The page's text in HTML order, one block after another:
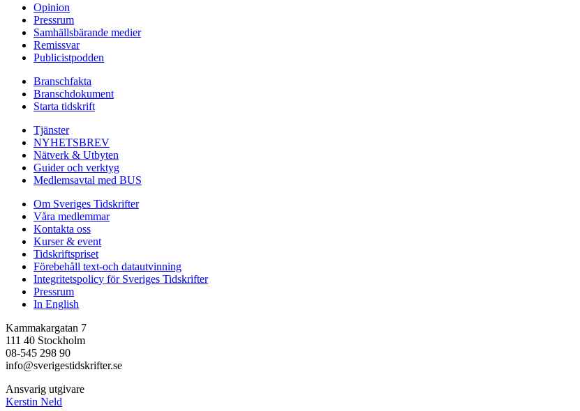
Opinion
Pressrum
Samhällsbärande medier
Remissvar
Publicistpodden
Branschfakta
Branschdokument
Starta tidskrift
Tjänster
NYHETSBREV
Nätverk & Utbyten
Guider och verktyg
Medlemsavtal med BUS
Om Sveriges Tidskrifter
Våra medlemmar
Kontakta oss
Kurser & event
Tidskriftspriset
Förebehåll text-och datautvinning
Integritetspolicy för Sveriges Tidskrifter
Pressrum
In English
Kammakargatan 7
111 40 Stockholm
08-545 298 90
info@sverigestidskrifter.se
Ansvarig utgivare
Kerstin Neld